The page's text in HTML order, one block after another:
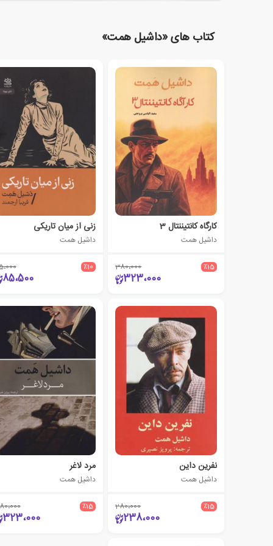
کتاب های «داشیل همت»
کارگاه کانتیننتال 3
داشیل همت
٪15 380،000
323،000
زنی از میان تاریکی
داشیل همت
٪10
85،500
نفرین داین
داشیل همت
٪15 280،000
238،000
مرد لاغر
داشیل همت
٪15
323،000